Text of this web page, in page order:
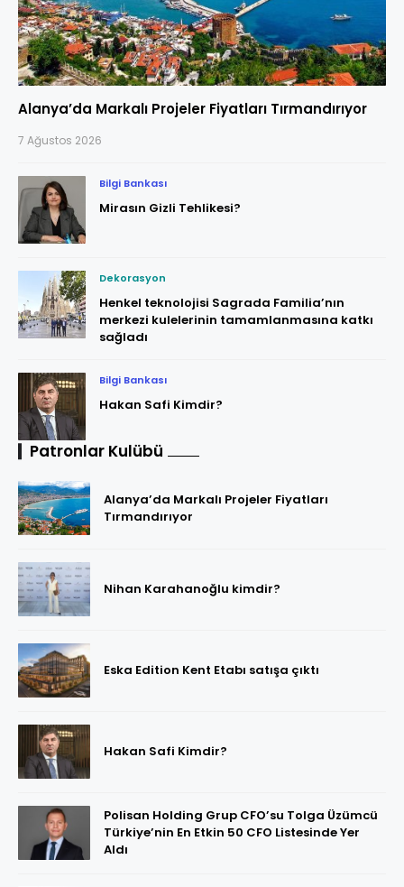
Alanya’da Markalı Projeler Fiyatları Tırmandırıyor
7 Ağustos 2026
Bilgi Bankası
Mirasın Gizli Tehlikesi?
Dekorasyon
Henkel teknolojisi Sagrada Familia’nın
merkezi kulelerinin tamamlanmasına katkı
sağladı
Bilgi Bankası
Hakan Safi Kimdir?
Patronlar Kulübü
Alanya’da Markalı Projeler Fiyatları
Tırmandırıyor
Nihan Karahanoğlu kimdir?
Eska Edition Kent Etabı satışa çıktı
Hakan Safi Kimdir?
Polisan Holding Grup CFO’su Tolga Üzümcü
Türkiye’nin En Etkin 50 CFO Listesinde Yer
Aldı